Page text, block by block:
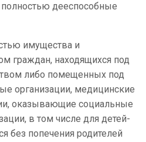
дееспособные
имущества и
граждан, находящихся под
либо помещенных под
организации, медицинские
оказывающие социальные
в том числе для детей-
без попечения родителей